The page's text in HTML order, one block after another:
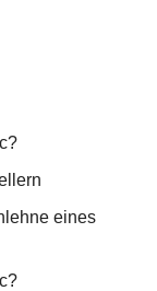
eines